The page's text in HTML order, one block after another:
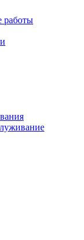
работы